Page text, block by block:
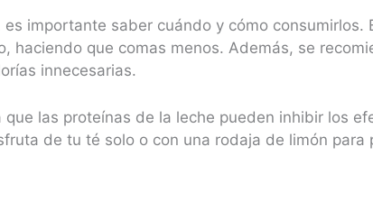
importante saber cuándo y cómo consumirlos.
haciendo que comas menos. Además, se
innecesarias.
las proteínas de la leche pueden inhibir los
de tu té solo o con una rodaja de limón para